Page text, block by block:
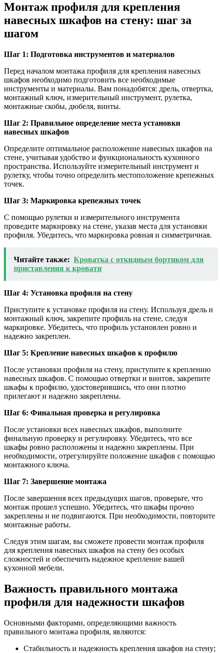
Монтаж профиля для крепления
навесных шкафов на стену: шаг за
шагом
Шаг 1: Подготовка инструментов и материалов
Перед началом монтажа профиля для крепления навесных
шкафов необходимо подготовить все необходимые
инструменты и материалы. Вам понадобятся: дрель, отвертка,
монтажный ключ, измерительный инструмент, рулетка,
монтажные скобы, дюбеля, винты.
Шаг 2: Правильное определение места установки
навесных шкафов
Определите оптимальное расположение навесных шкафов на
стене, учитывая удобство и функциональность кухонного
пространства. Используйте измерительный инструмент и
рулетку, чтобы точно определить местоположение крепежных
точек.
Шаг 3: Маркировка крепежных точек
С помощью рулетки и измерительного инструмента
проведите маркировку на стене, указав места для установки
профиля. Убедитесь, что маркировка ровная и симметричная.
Читайте также: Кроватка с откидным бортиком для
приставления к кровати
Шаг 4: Установка профиля на стену
Приступите к установке профиля на стену. Используя дрель и
монтажный ключ, закрепите профиль на стене, следуя
маркировке. Убедитесь, что профиль установлен ровно и
надежно закреплен.
Шаг 5: Крепление навесных шкафов к профилю
После установки профиля на стену, приступите к креплению
навесных шкафов. С помощью отвертки и винтов, закрепите
шкафы к профилю, удостоверившись, что они плотно
прилегают и надежно закреплены.
Шаг 6: Финальная проверка и регулировка
После установки всех навесных шкафов, выполните
финальную проверку и регулировку. Убедитесь, что все
шкафы ровно расположены и надежно закреплены. При
необходимости, отрегулируйте положение шкафов с помощью
монтажного ключа.
Шаг 7: Завершение монтажа
После завершения всех предыдущих шагов, проверьте, что
монтаж прошел успешно. Убедитесь, что шкафы прочно
закреплены и не подвигаются. При необходимости, повторите
монтажные работы.
Следуя этим шагам, вы сможете провести монтаж профиля
для крепления навесных шкафов на стену без особых
сложностей и обеспечить надежное крепление вашей
кухонной мебели.
Важность правильного монтажа
профиля для надежности шкафов
Основными факторами, определяющими важность
правильного монтажа профиля, являются:
Стабильность и надежность крепления шкафов на стену;